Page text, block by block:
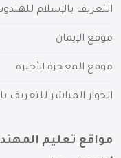
التعريف بالإسلام
موقع الإيمان
موقع المعجزة الأخيرة
الحوار المباشر للتعريف
مواقع تعليم